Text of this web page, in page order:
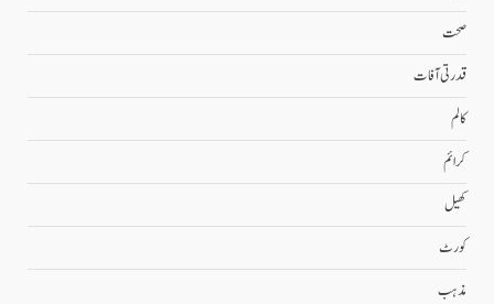
صحت
قدرتی آفات
کالم
کرائم
کھیل
کورٹ
مذہب